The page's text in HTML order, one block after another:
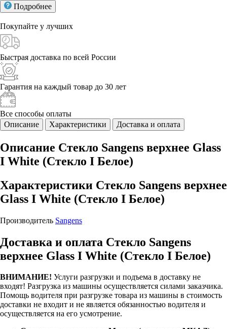
Подробнее
Покупайте у лучших
Быстрая доставка по всей России
Гарантия на каждый товар до 30 лет
Все способы оплаты
Описание
Характеристики Доставка и оплата
Описание Стекло Sangens верхнее Glass
I White (Стекло I Белое)
Характеристики Стекло Sangens верхнее
Glass I White (Стекло I Белое)
Производитель Sangens
Доставка и оплата Стекло Sangens
верхнее Glass I White (Стекло I Белое)
ВНИМАНИЕ! Услуги разгрузки и подъема в доставку не
входят! Разгрузка из машины осуществляется силами заказчика.
Помощь водителя при разгрузке товара из машины в стоимость
доставки не входит и не является обязанностью водителя и
осуществляется на его усмотрение.